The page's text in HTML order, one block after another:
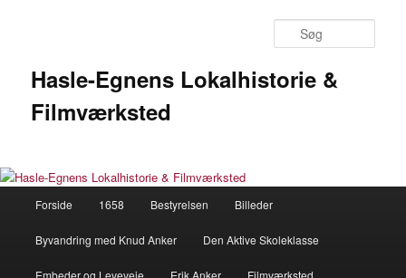
Hasle-Egnens Lokalhistorie &
Filmværksted
Forside 1658 Bestyrelsen Billeder
Byvandring med Knud Anker Den Aktive Skoleklasse
Embeder og Leveveje Erik Anker Filmværksted